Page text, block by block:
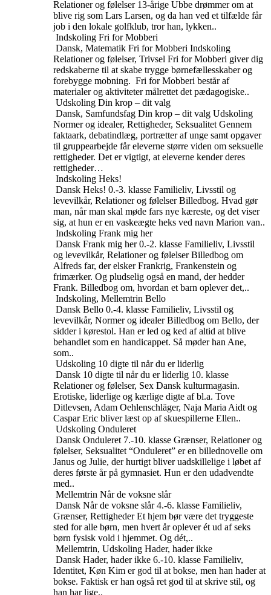
Relationer og følelser 13-årige Ubbe drømmer om at
blive rig som Lars Larsen, og da han ved et tilfælde får
job i den lokale golfklub, tror han, lykken..
Indskoling Fri for Mobberi
Dansk, Matematik Fri for Mobberi Indskoling
Relationer og følelser, Trivsel Fri for Mobberi giver dig
redskaberne til at skabe trygge børnefællesskaber og
forebygge mobning. Fri for Mobberi består af
materialer og aktiviteter målrettet det pædagogiske..
Udskoling Din krop – dit valg
Dansk, Samfundsfag Din krop – dit valg Udskoling
Normer og idealer, Rettigheder, Seksualitet Gennem
faktaark, debatindlæg, portrætter af unge samt opgaver
til gruppearbejde får eleverne større viden om seksuelle
rettigheder. Det er vigtigt, at eleverne kender deres
rettigheder…
Indskoling Heks!
Dansk Heks! 0.-3. klasse Familieliv, Livsstil og
levevilkår, Relationer og følelser Billedbog. Hvad gør
man, når man skal møde fars nye kæreste, og det viser
sig, at hun er en vaskeægte heks ved navn Marion van..
Indskoling Frank mig her
Dansk Frank mig her 0.-2. klasse Familieliv, Livsstil
og levevilkår, Relationer og følelser Billedbog om
Alfreds far, der elsker Frankrig, Frankenstein og
frimærker. Og pludselig også en mand, der hedder
Frank. Billedbog om, hvordan et barn oplever det,..
Indskoling, Mellemtrin Bello
Dansk Bello 0.-4. klasse Familieliv, Livsstil og
levevilkår, Normer og idealer Billedbog om Bello, der
sidder i kørestol. Han er led og ked af altid at blive
behandlet som en handicappet. Så møder han Ane,
som..
Udskoling 10 digte til når du er liderlig
Dansk 10 digte til når du er liderlig 10. klasse
Relationer og følelser, Sex Dansk kulturmagasin.
Erotiske, liderlige og kærlige digte af bl.a. Tove
Ditlevsen, Adam Oehlenschläger, Naja Maria Aidt og
Caspar Eric bliver læst op af skuespillerne Ellen..
Udskoling Onduleret
Dansk Onduleret 7.-10. klasse Grænser, Relationer og
følelser, Seksualitet “Onduleret” er en billednovelle om
Janus og Julie, der hurtigt bliver uadskillelige i løbet af
deres første år på gymnasiet. Hun er den udadvendte
med..
Mellemtrin Når de voksne slår
Dansk Når de voksne slår 4.-6. klasse Familieliv,
Grænser, Rettigheder Et hjem bør være det tryggeste
sted for alle børn, men hvert år oplever ét ud af seks
børn fysisk vold i hjemmet. Og dét,..
Mellemtrin, Udskoling Hader, hader ikke
Dansk Hader, hader ikke 6.-10. klasse Familieliv,
Identitet, Køn Kim er god til at bokse, men han hader at
bokse. Faktisk er han også ret god til at skrive stil, og
han har lige..